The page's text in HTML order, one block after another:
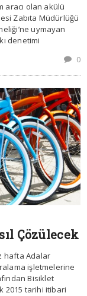
aracı olan akülü
Zabıta Müdürlüğü
uymayan
denetimi
0
Çözülecek
hafta Adalar
işletmelerine
Bisiklet
2015 tarihi itibari